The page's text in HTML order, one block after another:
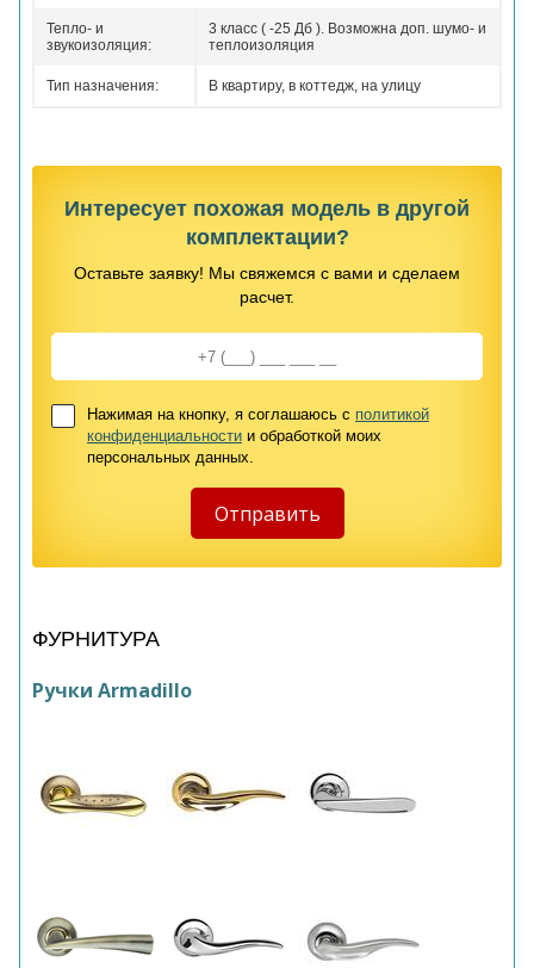
Тепло- и
звукоизоляция:
3 класс ( -25 Дб ). Возможна доп. шумо- и
теплоизоляция
Тип назначения: В квартиру, в коттедж, на улицу
Интересует похожая модель в другой
комплектации?
Оставьте заявку! Мы свяжемся с вами и сделаем
расчет.
Нажимая на кнопку, я соглашаюсь с политикой
конфиденциальности и обработкой моих
персональных данных.
ФУРНИТУРА
Ручки Armadillo